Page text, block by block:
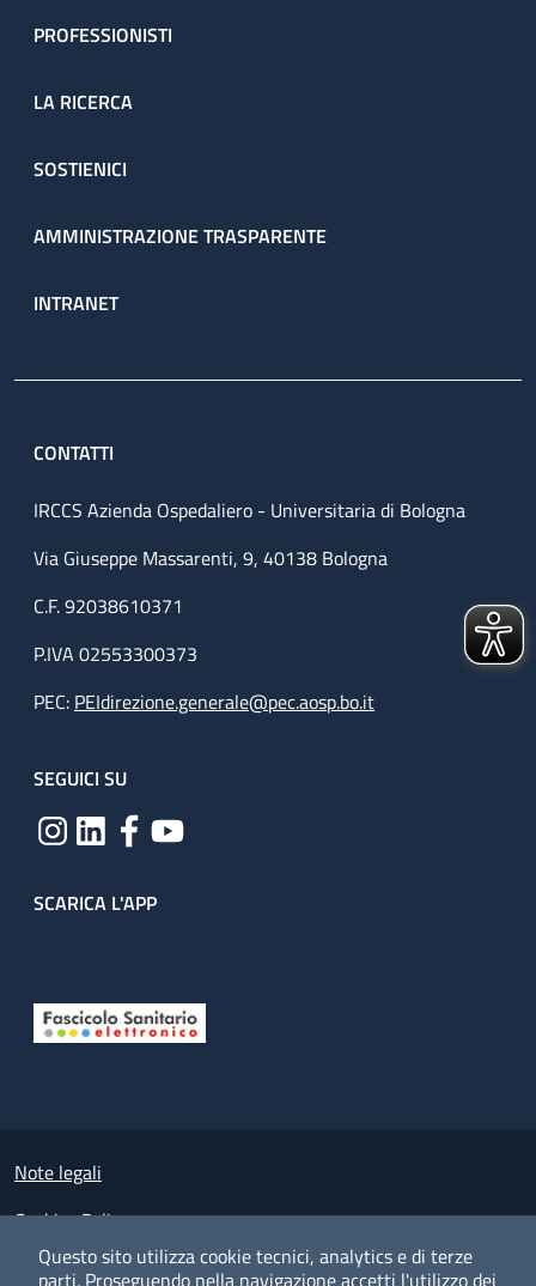
Questo sito utilizza cookie tecnici, analytics e di terze
parti. Proseguendo nella navigazione accetti l'utilizzo dei
PROFESSIONISTI
LA RICERCA
SOSTIENICI
AMMINISTRAZIONE TRASPARENTE
INTRANET
CONTATTI
IRCCS Azienda Ospedaliero - Universitaria di Bologna
Via Giuseppe Massarenti, 9, 40138 Bologna
C.F. 92038610371
P.IVA 02553300373
PEC: PEIdirezione.generale@pec.aosp.bo.it
SEGUICI SU
SCARICA L'APP
Small prints
Note legali
Cookies Policy
Policy privacy e protezione del dato personale